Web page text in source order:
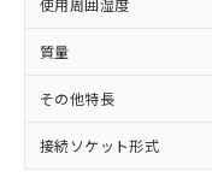
使用周囲湿度
質量
その他特長
接続ソケット形式
在庫状
事前の
示しな
ビス）
部品在庫の
月が前後する
※2 環境保
「ｅ」：有
準値以下であ
「10」：通
質が外部に漏
及ぼさない年
使用い
当社は
場合は
該第三
販売先
法に輸
り引き
た
機
空
白
受
情